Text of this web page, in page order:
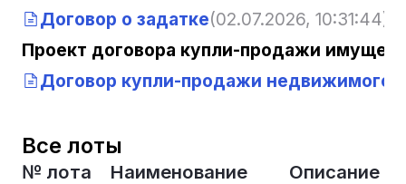
Договор о задатке(02.07.2026, 10:31:44)
Проект договора купли-продажи
Договор купли-продажи недвижимого
Все лоты
№ лота Наименование Описание